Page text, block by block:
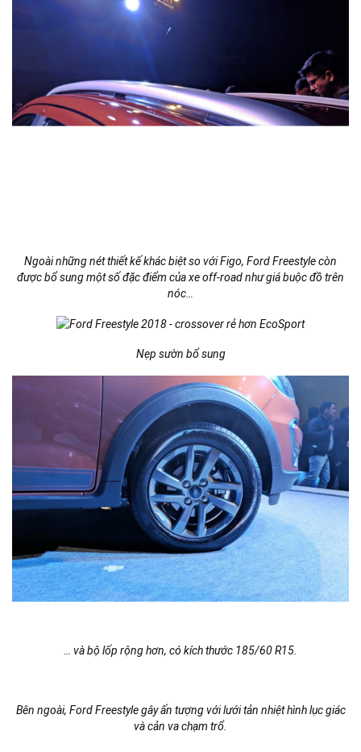
Ngoài những nét thiết kế khác biệt so với Figo, Ford Freestyle còn
được bổ sung một số đặc điểm của xe off-road như giá buộc đồ trên
nóc…
Nẹp sườn bổ sung
… và bộ lốp rộng hơn, có kích thước 185/60 R15.
Bên ngoài, Ford Freestyle gây ấn tượng với lưới tản nhiệt hình lục giác
và cản va chạm trổ.